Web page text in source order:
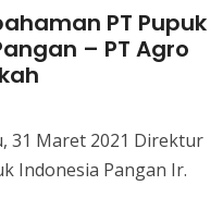
PT Pupuk
– PT Agro
31 Maret 2021 Direktur
Indonesia Pangan Ir.